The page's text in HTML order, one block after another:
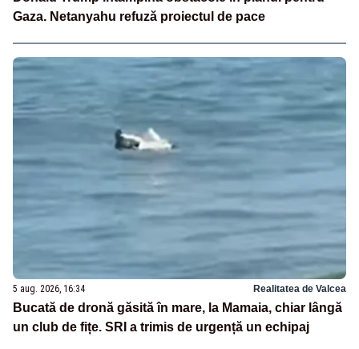
Gaza. Netanyahu refuză proiectul de pace
5 aug. 2026, 16:34 Realitatea de Valcea
Bucată de dronă găsită în mare, la Mamaia, chiar lângă
un club de fițe. SRI a trimis de urgență un echipaj